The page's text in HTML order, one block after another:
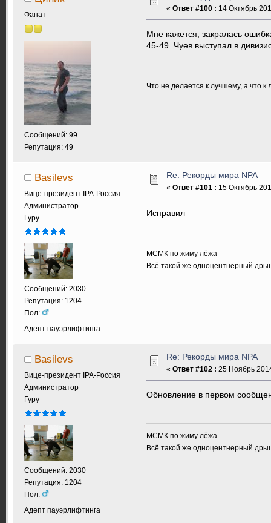
Фанат
Сообщений: 99
Репутация: 49
« Ответ #100 : 14 Октябрь
Мне кажется, закралась
45-49. Чуев выступал в
Что не делается к лучшему, а что к
Basilevs
Вице-президент IPA-Россия
Администратор
Гуру
Сообщений: 2030
Репутация: 1204
Пол:
Адепт пауэрлифтинга
Re: Рекорды мира NPA
« Ответ #101 : 15 Октябрь
Исправил
МСМК по жиму лёжа
Всё такой же одноцентнерный
Basilevs
Вице-президент IPA-Россия
Администратор
Гуру
Сообщений: 2030
Репутация: 1204
Пол:
Адепт пауэрлифтинга
Re: Рекорды мира NPA
« Ответ #102 : 25 Ноябрь
Обновление в первом
МСМК по жиму лёжа
Всё такой же одноцентнерный